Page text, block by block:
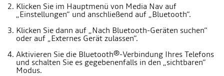
Klicken Sie im Hauptmenü von Media Nav auf
„Einstellungen“ und anschließend auf „Bluetooth“.
Klicken Sie dann auf „Nach Bluetooth-Geräten suchen“
oder auf „Externes Gerät zulassen“.
Aktivieren Sie die Bluetooth®-Verbindung Ihres Telefons
und schalten Sie es gegebenenfalls in den „sichtbaren“
Modus.